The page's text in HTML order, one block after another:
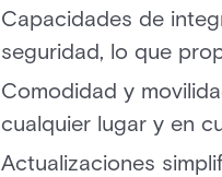
Capacidades de
seguridad, lo que
Comodidad y
cualquier lugar y en
Actualizaciones